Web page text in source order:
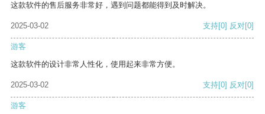
这款软件的售后服务非常好，遇到问题都能得到及时解决。
2025-03-02 支持[0] 反对[0]
游客
这款软件的设计非常人性化，使用起来非常方便。
2025-03-02 支持[0] 反对[0]
游客